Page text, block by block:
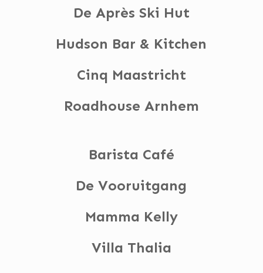
De Après Ski Hut
Hudson Bar & Kitchen
Cinq Maastricht
Roadhouse Arnhem
Barista Café
De Vooruitgang
Mamma Kelly
Villa Thalia